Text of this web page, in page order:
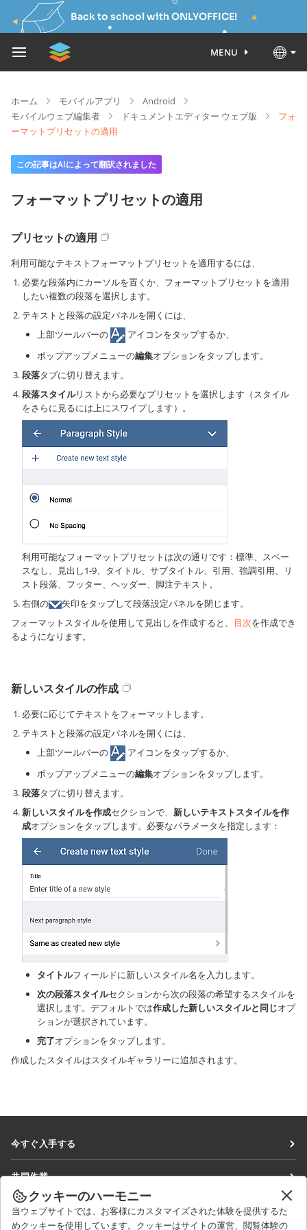
Back to school with ONLYOFFICE!
MENU
ホーム モバイルアプリ
Android
モバイルウェブ編集者
ドキュメントエディター ウェブ版
フォ
ーマットプリセットの適用
この記事はAIによって翻訳されました
フォーマットプリセットの適用
プリセットの適用
利用可能なテキストフォーマットプリセットを適用するには、
必要な段落内にカーソルを置くか、フォーマットプリセットを適用
したい複数の段落を選択します。
テキストと段落の設定パネルを開くには、
上部ツールバーの
アイコンをタップするか、
ポップアップメニューの編集オプションをタップします。
段落タブに切り替えます。
段落スタイルリストから必要なプリセットを選択します（スタイル
をさらに見るには上にスワイプします）。
利用可能なフォーマットプリセットは次の通りです：標準、スペー
スなし、見出し1-9、タイトル、サブタイトル、引用、強調引用、リ
スト段落、フッター、ヘッダー、脚注テキスト。
右側の
矢印をタップして段落設定パネルを閉じます。
フォーマットスタイルを使用して見出しを作成すると、 目次を作成でき
るようになります。
新しいスタイルの作成
必要に応じてテキストをフォーマットします。
テキストと段落の設定パネルを開くには、
上部ツールバーの
アイコンをタップするか、
ポップアップメニューの編集オプションをタップします。
段落タブに切り替えます。
新しいスタイルを作成セクションで、 新しいテキストスタイルを作
成オプションをタップします。必要なパラメータを指定します：
タイトルフィールドに新しいスタイル名を入力します。
次の段落スタイルセクションから次の段落の希望するスタイルを
選択します。デフォルトでは作成した新しいスタイルと同じオプ
ションが選択されています。
完了オプションをタップします。
作成したスタイルはスタイルギャラリーに追加されます。
今すぐ入手する
DocSpace
Workspace
共同作業
貢献者向け
翻訳者向け
ニュースを見る
クッキーのハーモニー
当ウェブサイトでは、お客様にカスタマイズされた体験を提供するた
めクッキーを使用しています。クッキーはサイトの運営、閲覧体験の